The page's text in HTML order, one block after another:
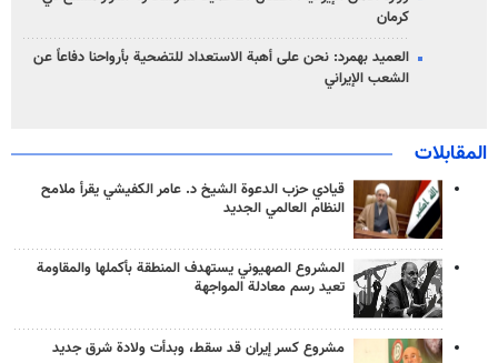
كرمان
العميد بهمرد: نحن على أهبة الاستعداد للتضحية بأرواحنا دفاعاً عن
الشعب الإيراني
المقابلات
قيادي حزب الدعوة الشيخ د. عامر الكفيشي يقرأ ملامح
النظام العالمي الجديد
المشروع الصهيوني يستهدف المنطقة بأكملها والمقاومة
تعيد رسم معادلة المواجهة
مشروع كسر إيران قد سقط، وبدأت ولادة شرق جديد